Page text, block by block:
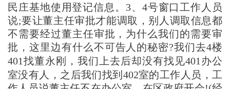
民庄基地使用登记信息。3、4号窗口工作人员
说;要让董主任审批才能调取， 别人调取信息都
不需要经过董主任审批，为什么我们的需要审
批，这里边有什么不可告人的秘密?我们去4楼
401找董永刚，我们上去后却没有找见401办公
室没有人，之后我们找到402室的工作人员，工